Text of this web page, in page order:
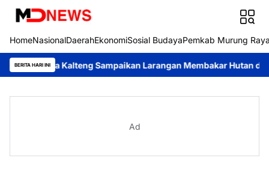
HomeNasionalDaerahEkonomiSosial BudayaPemkab Murung
BERITA HARI INI
Sampaikan Larangan Membakar Hutan dan Lahan Respons
Ad